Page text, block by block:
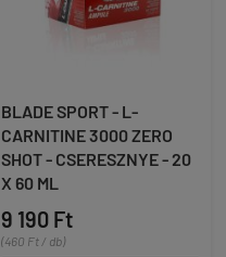
BLADE SPORT - L-
CARNITINE 3000 ZERO
SHOT - CSERESZNYE - 20
X 60 ML
9 190 Ft
(460 Ft / db)